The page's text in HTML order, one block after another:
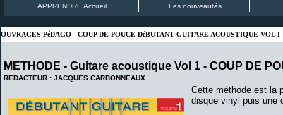
APPRENDRE Accueil Les nouveautés
OUVRAGES PéDAGO - COUP DE POUCE DéBUTANT GUITARE ACOUSTIQUE VOL I
METHODE - Guitare acoustique Vol 1 - COUP DE
REDACTEUR : JACQUES CARBONNEAUX
Cette méthode est la
disque vinyl puis une